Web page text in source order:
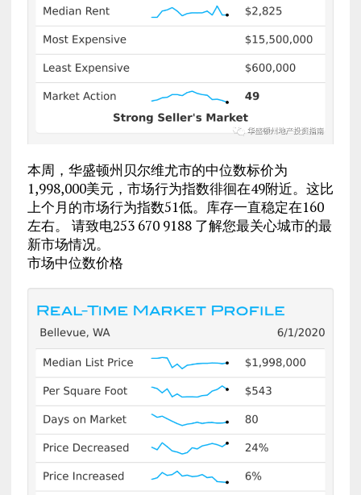
本周，华盛顿州贝尔维尤市的中位数标价为
1,998,000美元，市场行为指数徘徊在49附近。这比
上个月的市场行为指数51低。库存一直稳定在160
左右。 请致电253 670 9188 了解您最关心城市的最
新市场情况。
市场中位数价格